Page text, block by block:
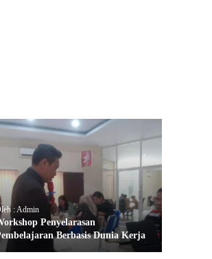
: Admin
Penyelarasan
Berbasis Dunia Kerja